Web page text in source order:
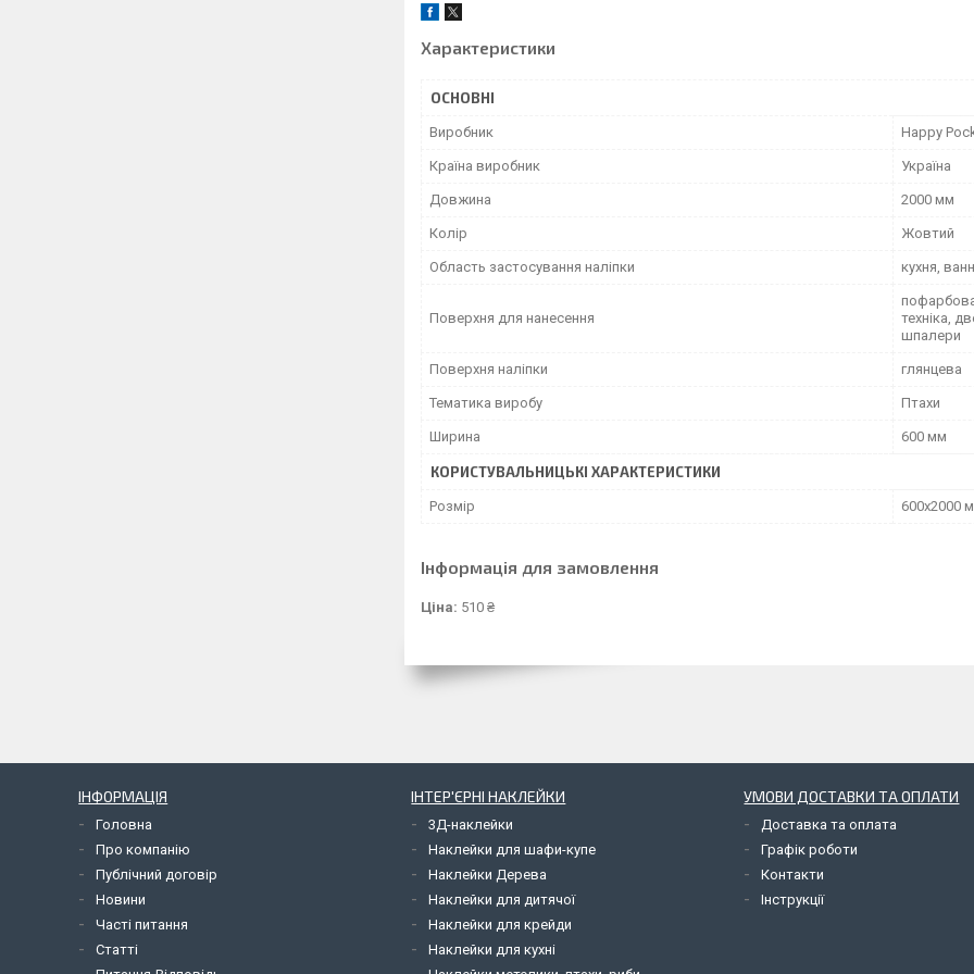
Характеристики
ОСНОВНІ
Виробник Happy
Країна виробник Україна
Довжина 2000 мм
Колір Жовтий
Область застосування наліпки кухня,
Поверхня для нанесення
техніка,
шпалери
Поверхня наліпки глянцева
Тематика виробу Птахи
Ширина 600 мм
КОРИСТУВАЛЬНИЦЬКІ ХАРАКТЕРИСТИКИ
Розмір 600х2000
Інформація для замовлення
Ціна: 510 ₴
ІНФОРМАЦІЯ
Головна
Про компанію
Публічний договір
Новини
Часті питання
Статті
ІНТЕР'ЄРНІ НАКЛЕЙКИ
3Д-наклейки
Наклейки для шафи-купе
Наклейки Дерева
Наклейки для дитячої
Наклейки для крейди
Наклейки для кухні
УМОВИ ДОСТАВКИ ТА ОПЛАТИ
Доставка та оплата
Графік роботи
Контакти
Інструкції